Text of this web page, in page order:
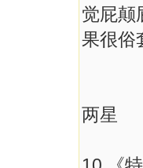
觉屁颠
果很俗
两星